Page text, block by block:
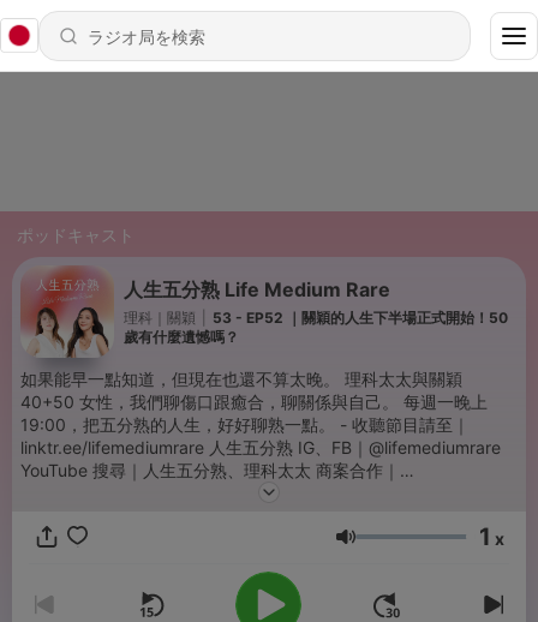
ポッドキャスト
人生五分熟 Life Medium Rare
理科｜關穎
53 - EP52 ｜關穎的人生下半場正式開始！50
歲有什麼遺憾嗎？
如果能早一點知道，但現在也還不算太晚。 理科太太與關穎
40+50 女性，我們聊傷口跟癒合，聊關係與自己。 每週一晚上
19:00，把五分熟的人生，好好聊熟一點。 - 收聽節目請至｜
linktr.ee/lifemediumrare 人生五分熟 IG、FB｜@lifemediumrare
YouTube 搜尋｜人生五分熟、理科太太 商案合作｜
liketaitai@gmail.com -- Hosting provided by
音量 1 x